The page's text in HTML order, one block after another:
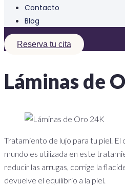
Contacto
Blog
Reserva tu cita
Láminas de
Tratamiento de lujo para tu piel. El
mundo es utilizada en este
reducir las arrugas, corrige la
devuelve el equilibrio a la piel.